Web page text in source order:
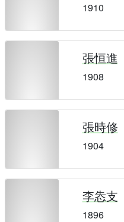
1910
張恒進
1908
張時修
1904
李怣支
1896